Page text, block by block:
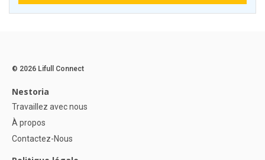
© 2026 Lifull Connect
Nestoria
Travaillez avec nous
À propos
Contactez-Nous